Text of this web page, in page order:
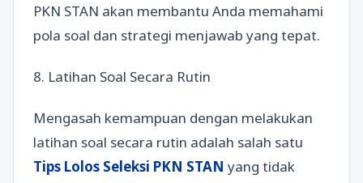
PKN STAN akan membantu Anda memahami
pola soal dan strategi menjawab yang tepat.
8. Latihan Soal Secara Rutin
Mengasah kemampuan dengan melakukan
latihan soal secara rutin adalah salah satu
Tips Lolos Seleksi PKN STAN yang tidak